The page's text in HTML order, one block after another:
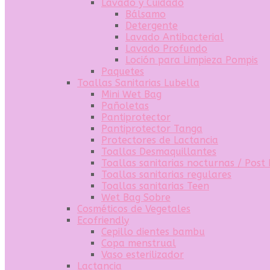
Lavado y Cuidado
Bálsamo
Detergente
Lavado Antibacterial
Lavado Profundo
Loción para Limpieza Pompis
Paquetes
Toallas Sanitarias Lubella
Mini Wet Bag
Pañoletas
Pantiprotector
Pantiprotector Tanga
Protectores de Lactancia
Toallas Desmaquillantes
Toallas sanitarias nocturnas / Post
Toallas sanitarias regulares
Toallas sanitarias Teen
Wet Bag Sobre
Cosméticos de Vegetales
Ecofriendly
Cepillo dientes bambu
Copa menstrual
Vaso esterilizador
Lactancia